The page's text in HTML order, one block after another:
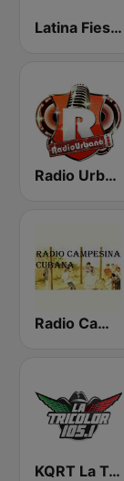
Latina Fiesta
Radio Urbano
Radio Campesina Cubana
KQRT La Tricolor 105.1 FM